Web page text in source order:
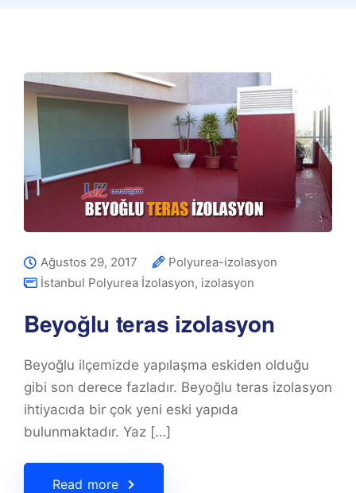
Ağustos 29, 2017
Polyurea-izolasyon
İstanbul Polyurea İzolasyon, izolasyon
Beyoğlu teras izolasyon
Beyoğlu ilçemizde yapılaşma eskiden olduğu
gibi son derece fazladır. Beyoğlu teras izolasyon
ihtiyacıda bir çok yeni eski yapıda
bulunmaktadır. Yaz […]
Read more